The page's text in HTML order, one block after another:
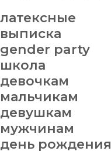
латексные
выписка
gender party
школа
девочкам
мальчикам
девушкам
мужчинам
день рождения